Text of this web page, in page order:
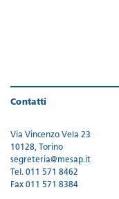
Contatti
Via Vincenzo Vela 23
10128, Torino
segreteria@mesap.it
Tel. 011 571 8462
Fax 011 571 8384